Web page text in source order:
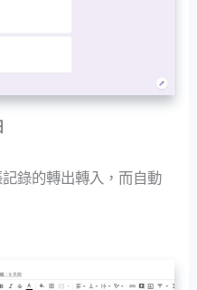
錄的轉出轉入，而自動